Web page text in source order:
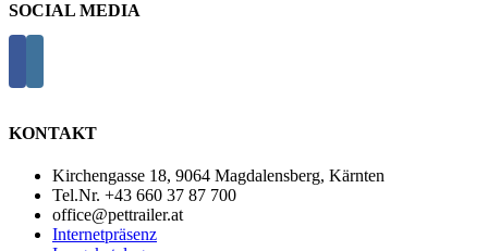
SOCIAL MEDIA
KONTAKT
Kirchengasse 18, 9064 Magdalensberg, Kärnten
Tel.Nr. +43 660 37 87 700
office@pettrailer.at
Internetpräsenz